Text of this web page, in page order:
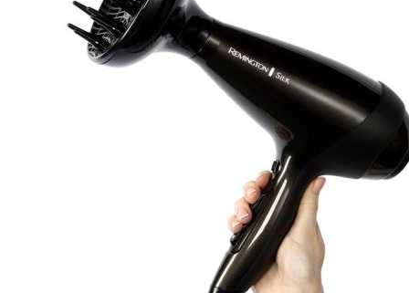
no funcionarán
Información de las
Cookies
Nuestros partners
crear un perfil de
publicidad estará
Información de las